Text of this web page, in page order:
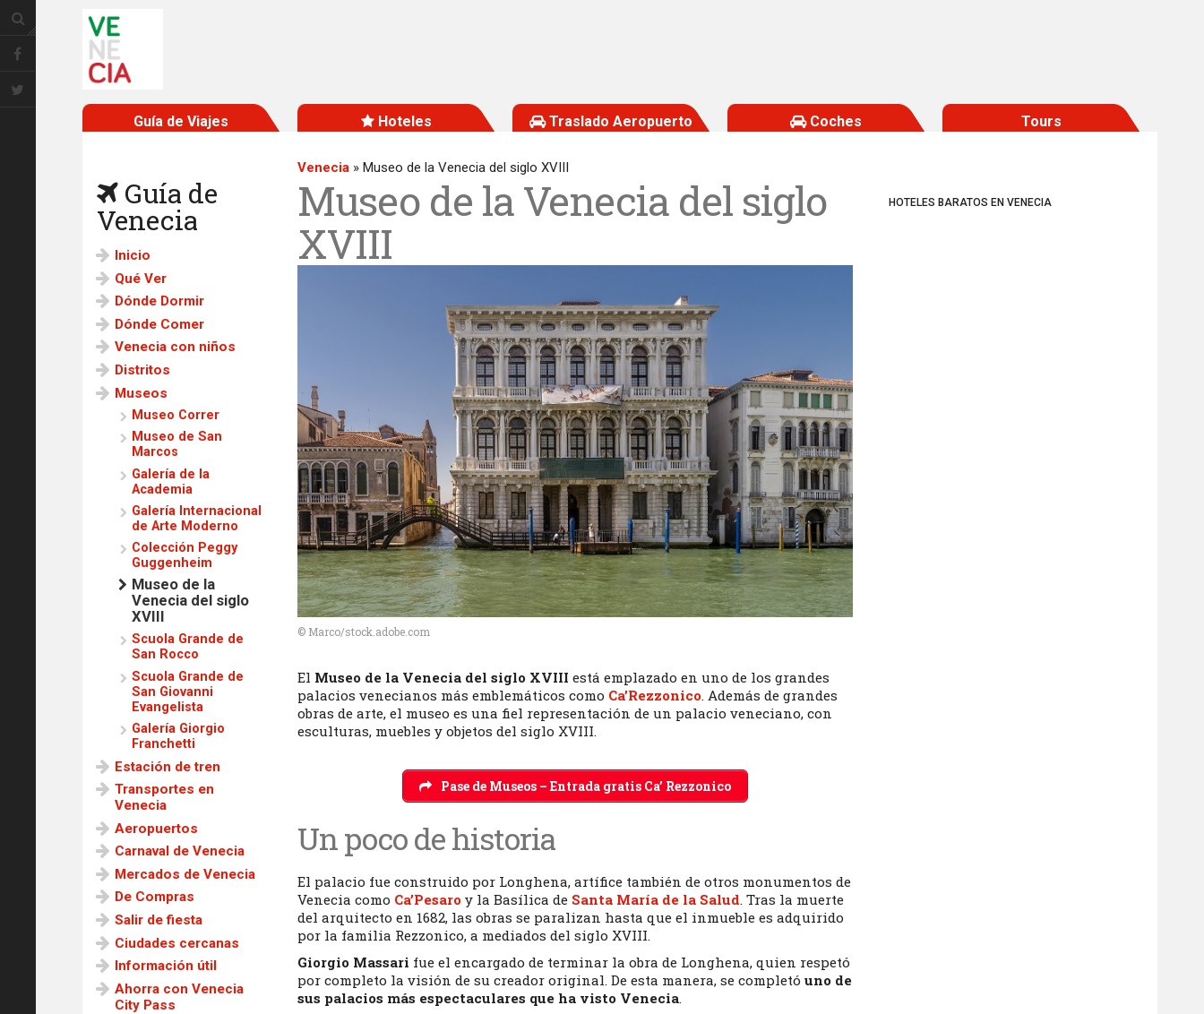
Guía de
Venecia
Inicio
Qué Ver
Dónde Dormir
Dónde Comer
Venecia con niños
Distritos
Museos
Museo Correr
Museo de San
Marcos
Galería de la
Academia
Galería Internacional
de Arte Moderno
Colección Peggy
Guggenheim
Museo de la
Venecia del siglo
XVIII
Scuola Grande de
San Rocco
Scuola Grande de
San Giovanni
Evangelista
Galería Giorgio
Franchetti
Estación de tren
Transportes en
Venecia
Aeropuertos
Carnaval de Venecia
Mercados de Venecia
De Compras
Salir de fiesta
Ciudades cercanas
Información útil
Ahorra con Venecia
City Pass
Guía de Viajes Hoteles Traslado Aeropuerto Coches Tours
Venecia » Museo de la Venecia del siglo XVIII
Museo de la Venecia del siglo
XVIII
© Marco/stock.adobe.com
El Museo de la Venecia del siglo XVIII está emplazado en uno de los grandes
palacios venecianos más emblemáticos como Ca’Rezzonico. Además de grandes
obras de arte, el museo es una fiel representación de un palacio veneciano, con
esculturas, muebles y objetos del siglo XVIII.
Pase de Museos – Entrada gratis Ca’ Rezzonico
Un poco de historia
El palacio fue construido por Longhena, artífice también de otros monumentos de
Venecia como Ca’Pesaro y la Basílica de Santa María de la Salud. Tras la muerte
del arquitecto en 1682, las obras se paralizan hasta que el inmueble es adquirido
por la familia Rezzonico, a mediados del siglo XVIII.
Giorgio Massari fue el encargado de terminar la obra de Longhena, quien respetó
por completo la visión de su creador original. De esta manera, se completó uno de
sus palacios más espectaculares que ha visto Venecia.
HOTELES BARATOS EN VENECIA